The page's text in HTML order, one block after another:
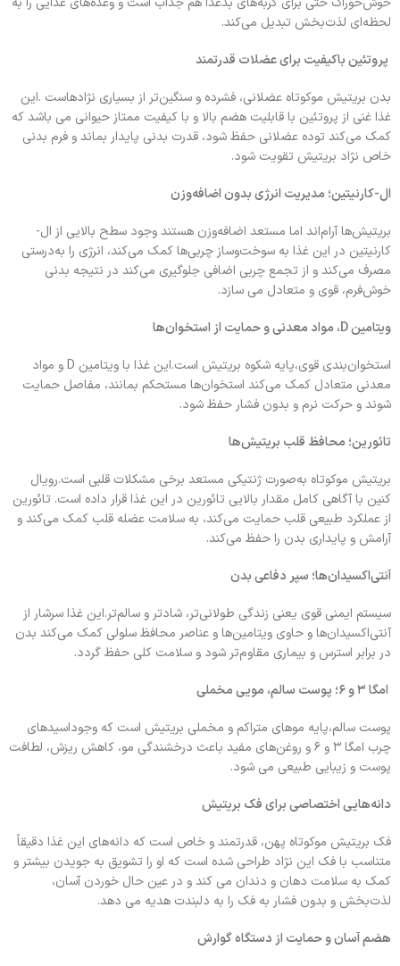
لحظه‌ای لذت‌بخش تبدیل می‌کند.
پروتئین باکیفیت برای عضلات قدرتمند
بدن بریتیش موکوتاه عضلانی، فشرده و سنگین‌تر از بسیاری نژادهاست .این
غذا غنی از پروتئین با قابلیت هضم بالا و با کیفیت ممتاز حیوانی می باشد که
کمک می‌کند توده عضلانی حفظ شود، قدرت بدنی پایدار بماند و فرم بدنی
خاص نژاد بریتیش تقویت شود.
ال-کارنیتین؛ مدیریت انرژی بدون اضافه‌وزن
بریتیش‌ها آرام‌اند اما مستعد اضافه‌وزن هستند وجود سطح بالایی از ال-
کارنیتین در این غذا به سوخت‌وساز چربی‌ها کمک می‌کند، انرژی را به‌درستی
مصرف می‌کند و از تجمع چربی اضافی جلوگیری می‌کند در نتیجه بدنی
خوش‌فرم، قوی و متعادل می سازد.
ویتامین D، مواد معدنی و حمایت از استخوان‌ها
استخوان‌بندی قوی،پایه شکوه بریتیش است.این غذا با ویتامین D و مواد
معدنی متعادل کمک می‌کند استخوان‌ها مستحکم بمانند، مفاصل حمایت
شوند و حرکت نرم و بدون فشار حفظ شود.
تائورین؛ محافظ قلب بریتیش‌ها
بریتیش موکوتاه به‌صورت ژنتیکی مستعد برخی مشکلات قلبی است.رویال
کنین با آگاهی کامل مقدار بالایی تائورین در این غذا قرار داده است. تائورین
از عملکرد طبیعی قلب حمایت می‌کند، به سلامت عضله قلب کمک می‌کند و
آرامش و پایداری بدن را حفظ می‌کند.
آنتی‌اکسیدان‌ها؛ سپر دفاعی بدن
سیستم ایمنی قوی یعنی زندگی طولانی‌تر، شادتر و سالم‌تر.این غذا سرشار از
آنتی‌اکسیدان‌ها و حاوی ویتامین‌ها و عناصر محافظ سلولی کمک می‌کند بدن
در برابر استرس و بیماری مقاوم‌تر شود و سلامت کلی حفظ گردد.
امگا ۳ و ۶؛ پوست سالم، مویی مخملی
پوست سالم،پایه موهای متراکم و مخملی بریتیش است که وجوداسیدهای
چرب امگا ۳ و ۶ و روغن‌های مفید باعث درخشندگی مو، کاهش ریزش، لطافت
پوست و زیبایی طبیعی می شود.
دانه‌هایی اختصاصی برای فک بریتیش
فک بریتیش موکوتاه پهن، قدرتمند و خاص است که دانه‌های این غذا دقیقاً
متناسب با فک این نژاد طراحی شده است که او را تشویق به جویدن بیشتر و
کمک به سلامت دهان و دندان می کند و در عین حال خوردن آسان،
لذت‌بخش و بدون فشار به فک را به دلبندت هدیه می دهد.
هضم آسان و حمایت از دستگاه گوارش